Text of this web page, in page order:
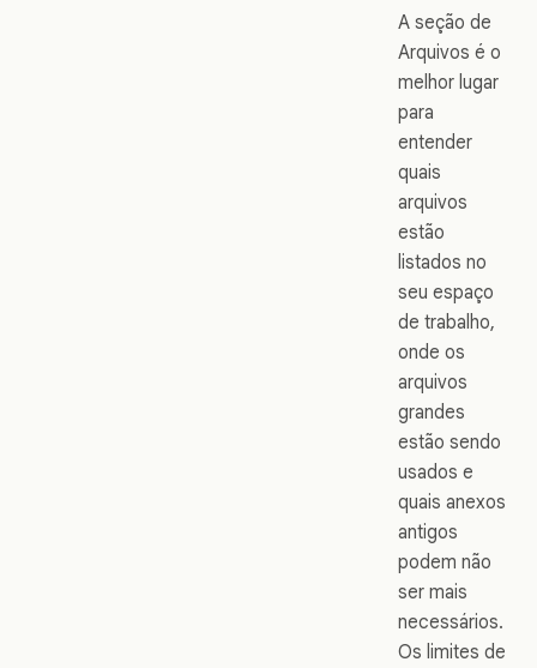
A seção de
Arquivos é o
melhor lugar
para
entender
quais
arquivos
estão
listados no
seu espaço
de trabalho,
onde os
arquivos
grandes
estão sendo
usados e
quais anexos
antigos
podem não
ser mais
necessários.
Os limites de